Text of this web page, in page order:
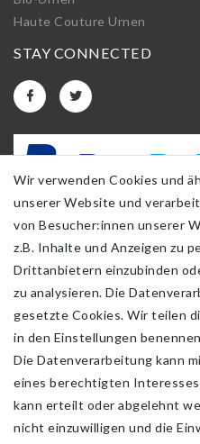
Haute Couture Urnen
STAY CONNECTED
Wir verwenden Cookies und
unserer Website und
von Besucher:innen unserer
z.B. Inhalte und Anzeigen zu
Drittanbietern einzubinden
zu analysieren. Die
gesetzte Cookies. Wir teilen
in den Einstellungen
Die Datenverarbeitung kann
eines berechtigten
kann erteilt oder abgelehnt
nicht einzuwilligen und die